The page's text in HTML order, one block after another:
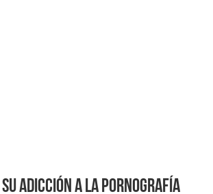
su adicción a la pornografía